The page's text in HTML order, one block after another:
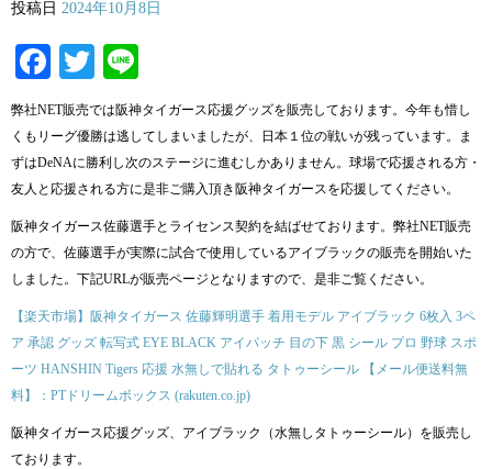
投稿日 2024年10月8日
Facebook
Twitter
弊社NET販売では阪神タイガース応援グッズを販売しております。今年も惜し
くもリーグ優勝は逃してしまいましたが、日本１位の戦いが残っています。ま
ずはDeNAに勝利し次のステージに進むしかありません。球場で応援される方・
友人と応援される方に是非ご購入頂き阪神タイガースを応援してください。
阪神タイガース佐藤選手とライセンス契約を結ばせております。弊社NET販売
の方で、佐藤選手が実際に試合で使用しているアイブラックの販売を開始いた
しました。下記URLが販売ページとなりますので、是非ご覧ください。
【楽天市場】阪神タイガース 佐藤輝明選手 着用モデル アイブラック 6枚入 3ペ
ア 承認 グッズ 転写式 EYE BLACK アイパッチ 目の下 黒 シール プロ 野球 スポ
ーツ HANSHIN Tigers 応援 水無しで貼れる タトゥーシール 【メール便送料無
料】：PTドリームボックス (rakuten.co.jp)
阪神タイガース応援グッズ、アイブラック（水無しタトゥーシール）を販売し
ております。